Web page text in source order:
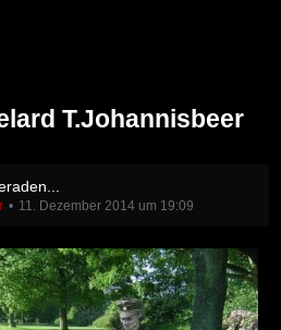
T.Johannisbeer
11. Dezember 2014 um 19:09